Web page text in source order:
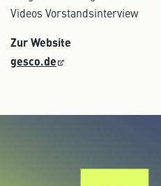
Videos Vorstandsinterview
Zur Website
gesco.de